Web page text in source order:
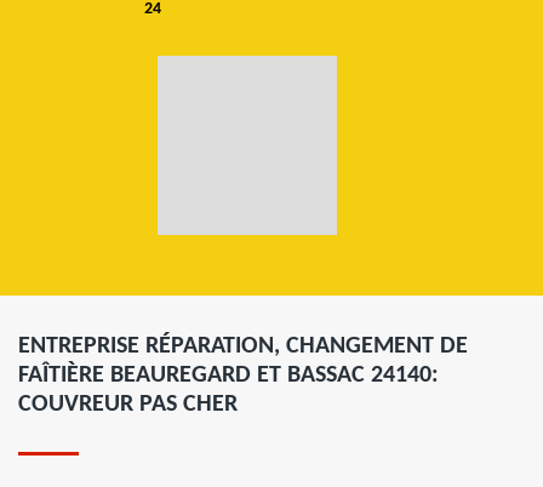
24
ENTREPRISE RÉPARATION, CHANGEMENT DE
FAÎTIÈRE BEAUREGARD ET BASSAC 24140:
COUVREUR PAS CHER